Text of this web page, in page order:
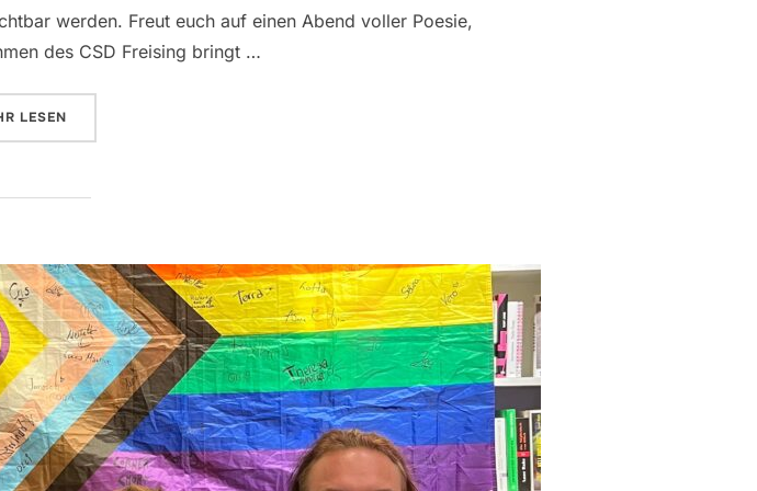
werden. Freut euch auf einen Abend voller Poesie,
des CSD Freising bringt …
ÜBER „QUEER SLAM GOES JUNKERS CAFE (CSD FREISING WARM-UP)“
LESEN